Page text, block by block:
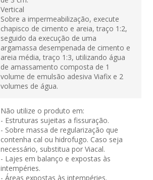
Vertical
Sobre a impermeabilização, execute
chapisco de cimento e areia, traço 1:2,
seguido da execução de uma
argamassa desempenada de cimento e
areia média, traço 1:3, utilizando água
de amassamento composta de 1
volume de emulsão adesiva Viafix e 2
volumes de água.
Não utilize o produto em:
- Estruturas sujeitas a fissuração.
- Sobre massa de regularização que
contenha cal ou hidrofugo. Caso seja
necessário, substitua por Viacal.
- Lajes em balanço e expostas às
intempéries.
- Áreas expostas às intempéries.